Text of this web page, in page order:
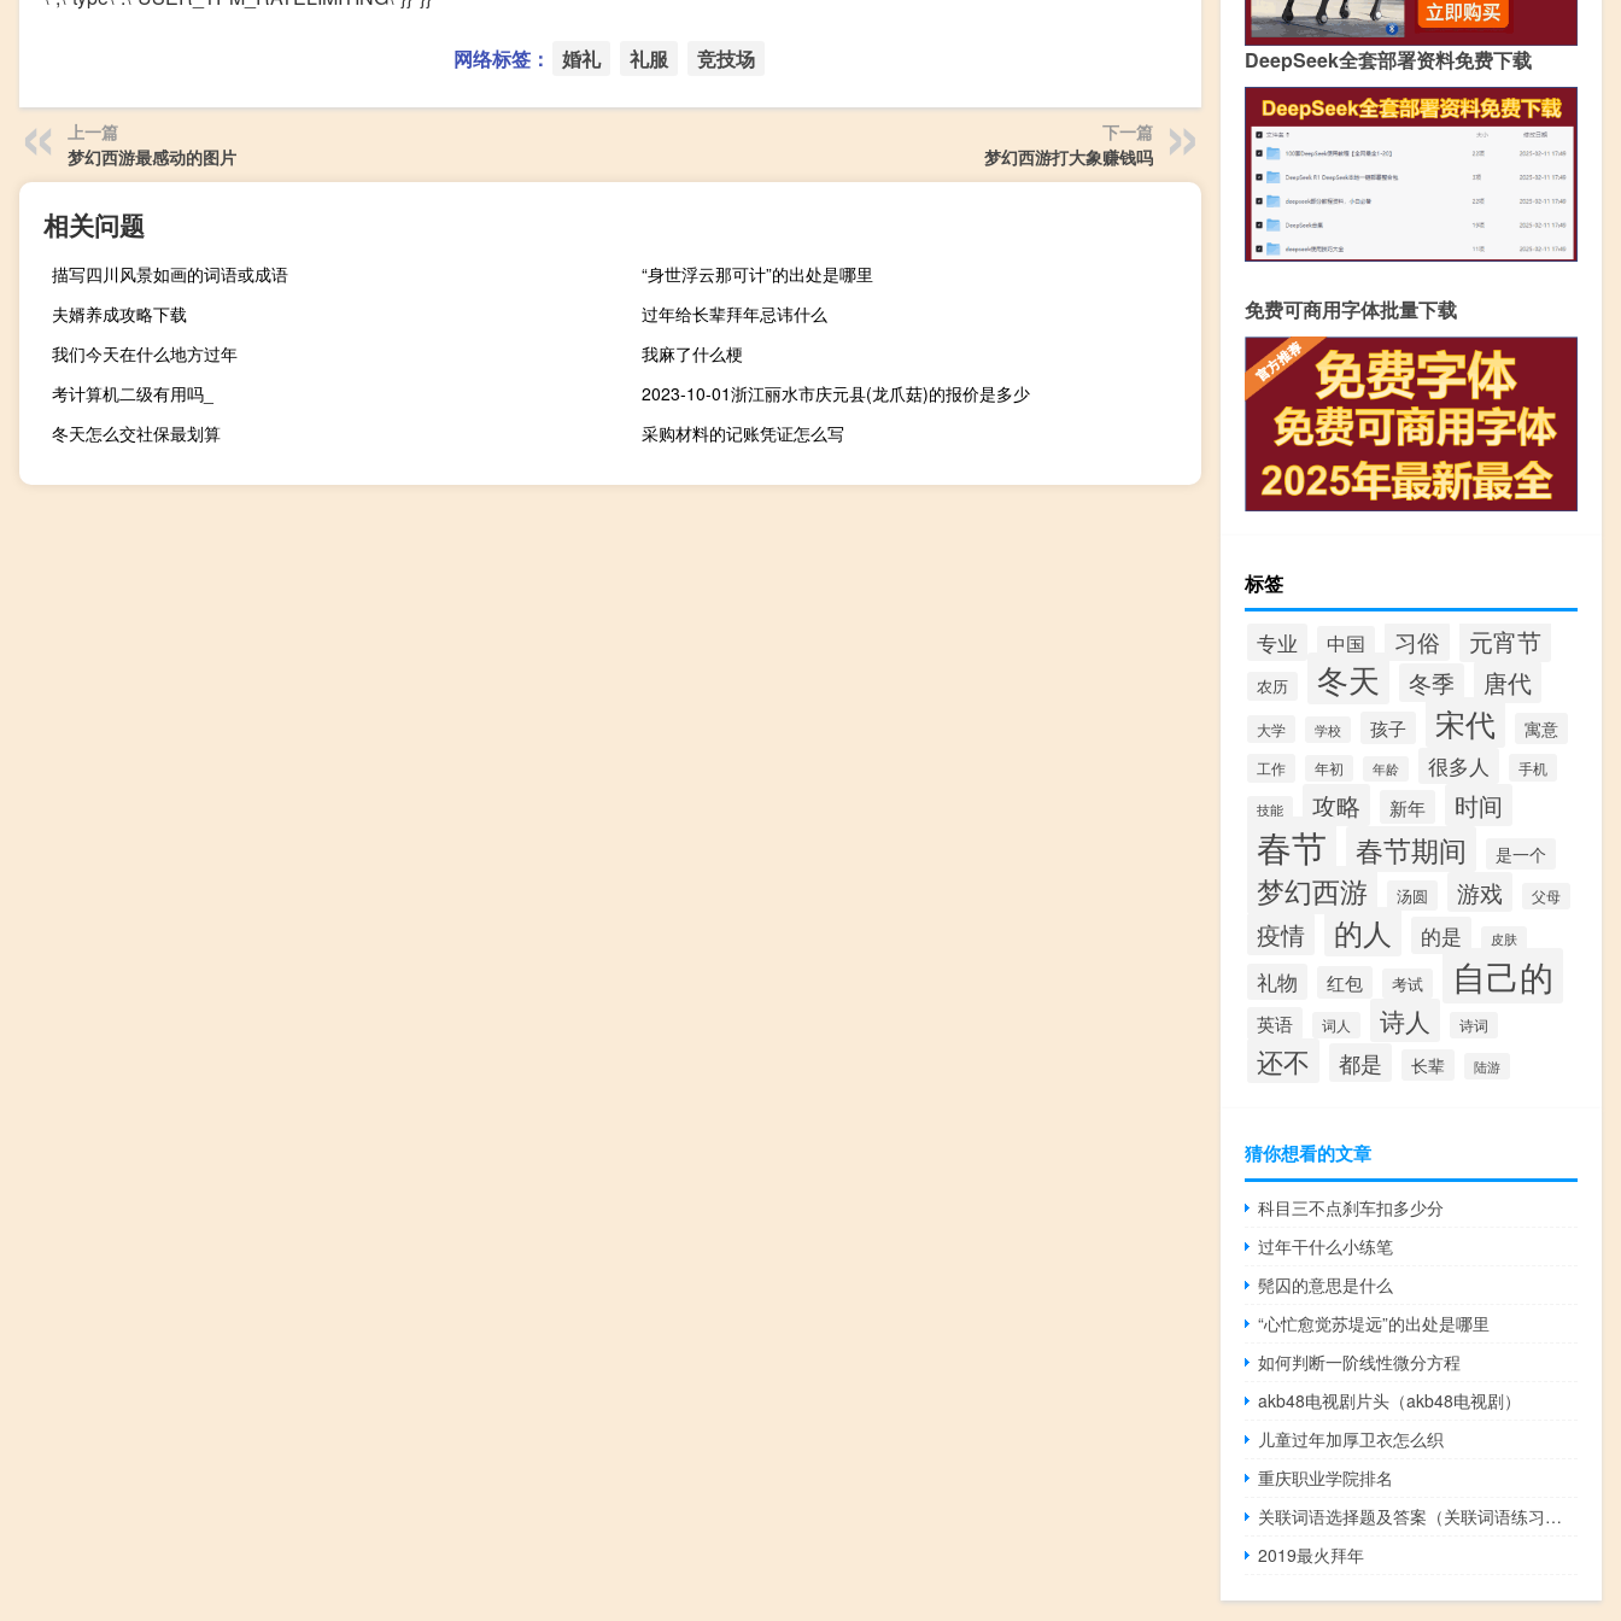
网络标签： 婚礼 礼服 竞技场
上一篇
梦幻西游最感动的图片
下一篇
梦幻西游打大象赚钱吗
相关问题
描写四川风景如画的词语或成语
“身世浮云那可计”的出处是哪里
夫婿养成攻略下载
过年给长辈拜年忌讳什么
我们今天在什么地方过年
我麻了什么梗
考计算机二级有用吗_
2023-10-01浙江丽水市庆元县(龙爪菇)的报价是多少
冬天怎么交社保最划算
采购材料的记账凭证怎么写
DeepSeek全套部署资料免费下载
免费可商用字体批量下载
标签
专业 中国 习俗 元宵节
农历 冬天 冬季 唐代
大学 学校 孩子 宋代 寓意
工作 年初 年龄 很多人 手机
技能 攻略 新年 时间
春节 春节期间 是一个
梦幻西游 汤圆 游戏 父母
疫情 的人 的是 皮肤
礼物 红包 考试 自己的
英语 词人 诗人 诗词
还不 都是 长辈 陆游
猜你想看的文章
科目三不点刹车扣多少分
过年干什么小练笔
髡囚的意思是什么
“心忙愈觉苏堤远”的出处是哪里
如何判断一阶线性微分方程
akb48电视剧片头（akb48电视剧）
儿童过年加厚卫衣怎么织
重庆职业学院排名
关联词语选择题及答案（关联词语练习题）
2019最火拜年